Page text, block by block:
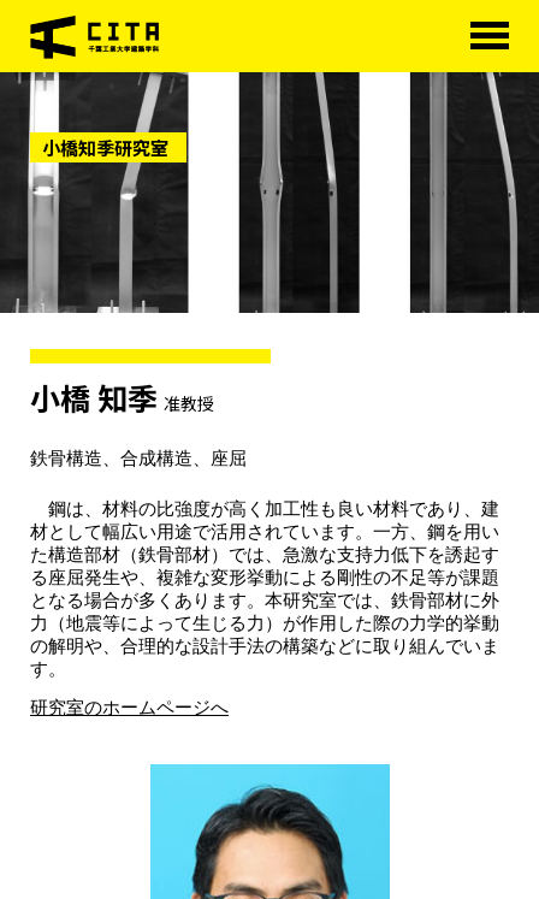
HOME
学科概要
学べる分野
大学院
研究室紹介
小橋知季研究室
小橋 知季 准教授
鉄骨構造、合成構造、座屈
鋼は、材料の比強度が高く加工性も良い材料であり、建
材として幅広い用途で活用されています。一方、鋼を用い
た構造部材（鉄骨部材）では、急激な支持力低下を誘起す
る座屈発生や、複雑な変形挙動による剛性の不足等が課題
となる場合が多くあります。本研究室では、鉄骨部材に外
力（地震等によって生じる力）が作用した際の力学的挙動
の解明や、合理的な設計手法の構築などに取り組んでいま
す。
研究室のホームページへ